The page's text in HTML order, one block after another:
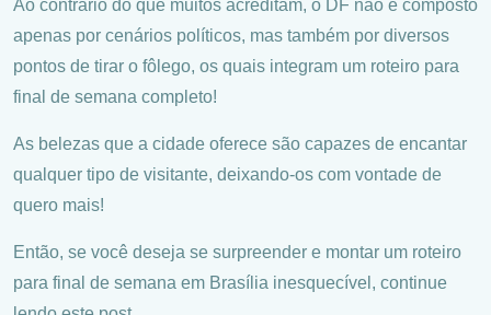
Ao contrário do que muitos acreditam, o DF não é composto
apenas por cenários políticos, mas também por diversos
pontos de tirar o fôlego, os quais integram um roteiro para
final de semana completo!
As belezas que a cidade oferece são capazes de encantar
qualquer tipo de visitante, deixando-os com vontade de
quero mais!
Então, se você deseja se surpreender e montar um roteiro
para final de semana em Brasília inesquecível, continue